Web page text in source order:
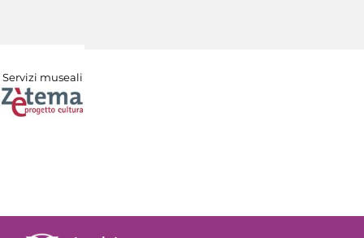
Servizi museali